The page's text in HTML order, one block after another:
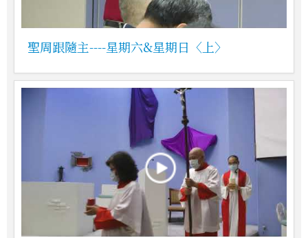
聖周跟隨主----星期六&星期日〈上〉